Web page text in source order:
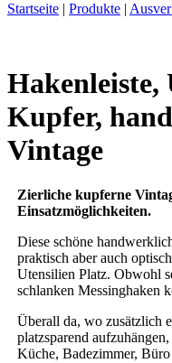
Startseite | Produkte |
Hakenleiste,
Kupfer,
Vintage
Zierliche kupferne
Einsatzmöglichkeiten.
Diese schöne
praktisch aber auch
Utensilien Platz. Obwohl
schlanken Messinghaken
Überall da, wo zusätzlich
platzsparend
Küche, Badezimmer,